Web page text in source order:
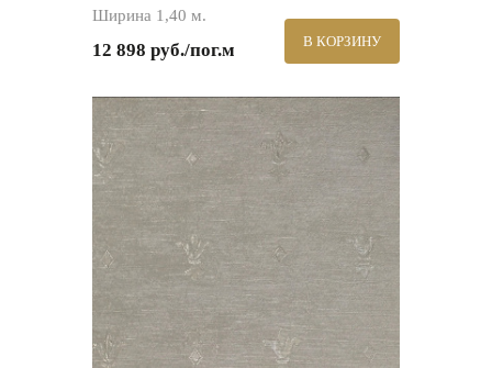
Ширина 1,40 м.
12 898 руб./пог.м В КОРЗИНУ